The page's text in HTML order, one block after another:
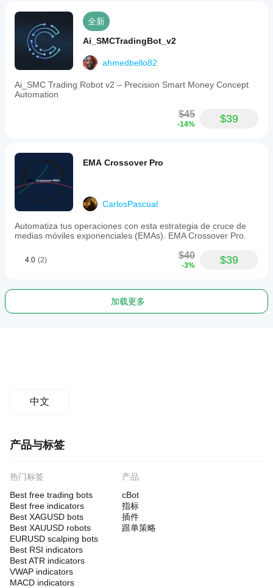
全新
Ai_SMCTradingBot_v2
ahmedbello82
Ai_SMC Trading Robot v2 – Precision Smart Money Concept
Automation
$45
-14% $39
EMA Crossover Pro
CarlosPascual
Automatiza tus operaciones con esta estrategia de cruce de
medias móviles exponenciales (EMAs). EMA Crossover Pro.
4.0 (2) $40
-3% $39
加载更多
中文
产品与标签
热门标签
Best free trading bots
Best free indicators
Best XAGUSD bots
Best XAUUSD robots
EURUSD scalping bots
Best RSI indicators
Best ATR indicators
VWAP indicators
MACD indicators
产品
cBot
指标
插件
跟单策略